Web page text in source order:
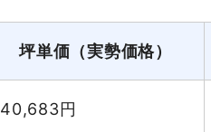
坪単価（実勢価格）
40,683円